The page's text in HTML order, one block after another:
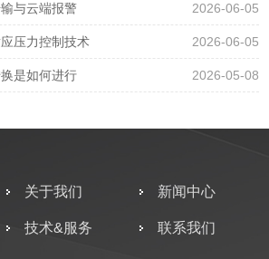
2026-06-05
与云端报警
2026-06-05
压力控制技术
2026-05-08
是如何进行
关于我们 新闻中心
技术&服务 联系我们